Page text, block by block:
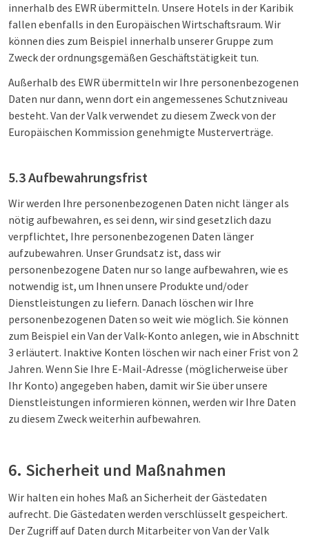
innerhalb des EWR übermitteln. Unsere Hotels in der Karibik
fallen ebenfalls in den Europäischen Wirtschaftsraum. Wir
können dies zum Beispiel innerhalb unserer Gruppe zum
Zweck der ordnungsgemäßen Geschäftstätigkeit tun.
Außerhalb des EWR übermitteln wir Ihre personenbezogenen
Daten nur dann, wenn dort ein angemessenes Schutzniveau
besteht. Van der Valk verwendet zu diesem Zweck von der
Europäischen Kommission genehmigte Musterverträge.
5.3 Aufbewahrungsfrist
Wir werden Ihre personenbezogenen Daten nicht länger als
nötig aufbewahren, es sei denn, wir sind gesetzlich dazu
verpflichtet, Ihre personenbezogenen Daten länger
aufzubewahren. Unser Grundsatz ist, dass wir
personenbezogene Daten nur so lange aufbewahren, wie es
notwendig ist, um Ihnen unsere Produkte und/oder
Dienstleistungen zu liefern. Danach löschen wir Ihre
personenbezogenen Daten so weit wie möglich. Sie können
zum Beispiel ein Van der Valk-Konto anlegen, wie in Abschnitt
3 erläutert. Inaktive Konten löschen wir nach einer Frist von 2
Jahren. Wenn Sie Ihre E-Mail-Adresse (möglicherweise über
Ihr Konto) angegeben haben, damit wir Sie über unsere
Dienstleistungen informieren können, werden wir Ihre Daten
zu diesem Zweck weiterhin aufbewahren.
6. Sicherheit und Maßnahmen
Wir halten ein hohes Maß an Sicherheit der Gästedaten
aufrecht. Die Gästedaten werden verschlüsselt gespeichert.
Der Zugriff auf Daten durch Mitarbeiter von Van der Valk